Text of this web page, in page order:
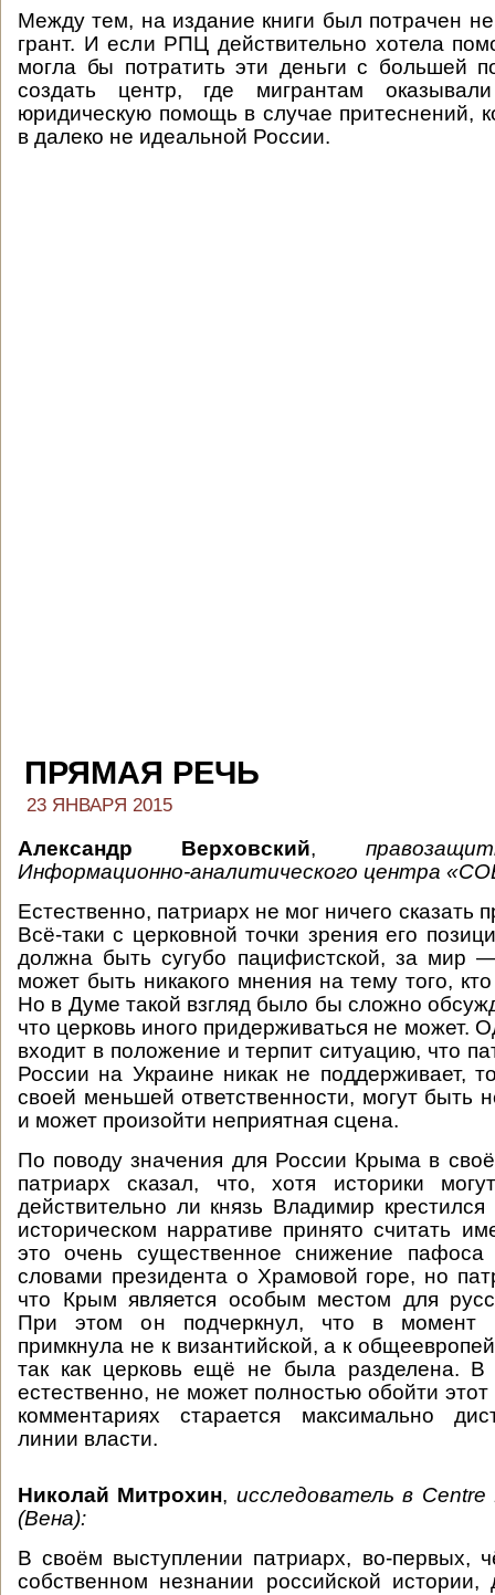
Между тем, на издание книги был потрачен
грант. И если РПЦ действительно хотела
могла бы потратить эти деньги с большей
создать центр, где мигрантам
юридическую помощь в случае притеснений,
в далеко не идеальной России.
ПРЯМАЯ РЕЧЬ
23 ЯНВАРЯ 2015
Александр Верховский,
Информационно-аналитического центра
Естественно, патриарх не мог ничего сказать
Всё-таки с церковной точки зрения его
должна быть сугубо пацифистской, за мир
может быть никакого мнения на тему того,
Но в Думе такой взгляд было бы сложно
что церковь иного придерживаться не может.
входит в положение и терпит ситуацию, что
России на Украине никак не поддерживает,
своей меньшей ответственности, могут быть
и может произойти неприятная сцена.
По поводу значения для России Крыма в
патриарх сказал, что, хотя историки
действительно ли князь Владимир
историческом нарративе принято считать
это очень существенное снижение
словами президента о Храмовой горе, но
что Крым является особым местом для
При этом он подчеркнул, что в момент
примкнула не к византийской, а к
так как церковь ещё не была разделена. В
естественно, не может полностью обойти
комментариях старается максимально
линии власти.
Николай Митрохин, исследователь в Centre
(Вена):
В своём выступлении патриарх, во-первых,
собственном незнании российской истории,